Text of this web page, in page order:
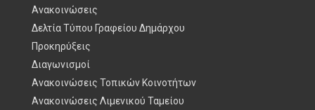
Ανακοινώσεις
Δελτία Τύπου Γραφείου Δημάρχου
Προκηρύξεις
Διαγωνισμοί
Ανακοινώσεις Τοπικών Κοινοτήτων
Ανακοινώσεις Λιμενικού Ταμείου